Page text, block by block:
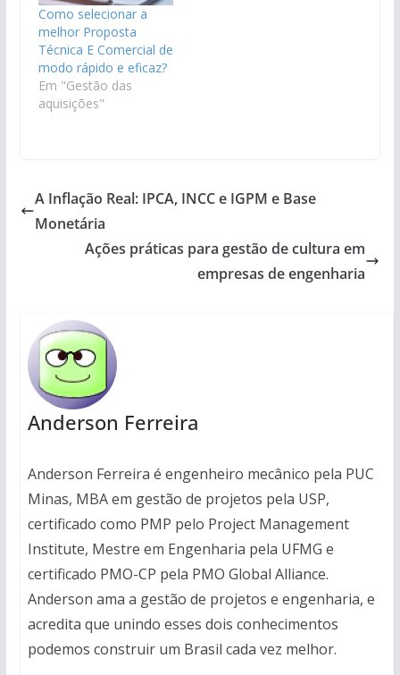
Como selecionar a
melhor Proposta
Técnica E Comercial de
modo rápido e eficaz?
Em "Gestão das
aquisições"
A Inflação Real: IPCA, INCC e IGPM e Base
Monetária
Ações práticas para gestão de cultura em
empresas de engenharia
Anderson Ferreira
Anderson Ferreira é engenheiro mecânico pela PUC
Minas, MBA em gestão de projetos pela USP,
certificado como PMP pelo Project Management
Institute, Mestre em Engenharia pela UFMG e
certificado PMO-CP pela PMO Global Alliance.
Anderson ama a gestão de projetos e engenharia, e
acredita que unindo esses dois conhecimentos
podemos construir um Brasil cada vez melhor.